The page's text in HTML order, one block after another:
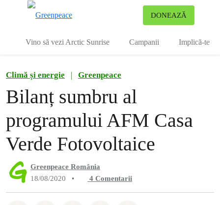
DONEAZĂ
Vino să vezi Arctic Sunrise Campanii Implică-te
Climă și energie | Greenpeace
Bilanț sumbru al
programului AFM Casa
Verde Fotovoltaice
Greenpeace România
18/08/2020
• 4 Comentarii